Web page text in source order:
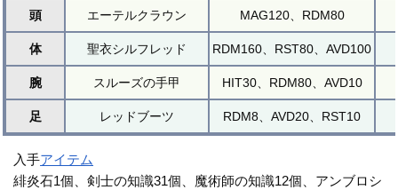
頭 エーテルクラウン MAG120、RDM80
体 聖衣シルフレッド RDM160、RST80、AVD100
腕 スルーズの手甲 HIT30、RDM80、AVD10
足 レッドブーツ RDM8、AVD20、RST10
入手アイテム
緋炎石1個、剣士の知識31個、魔術師の知識12個、アンブロシ